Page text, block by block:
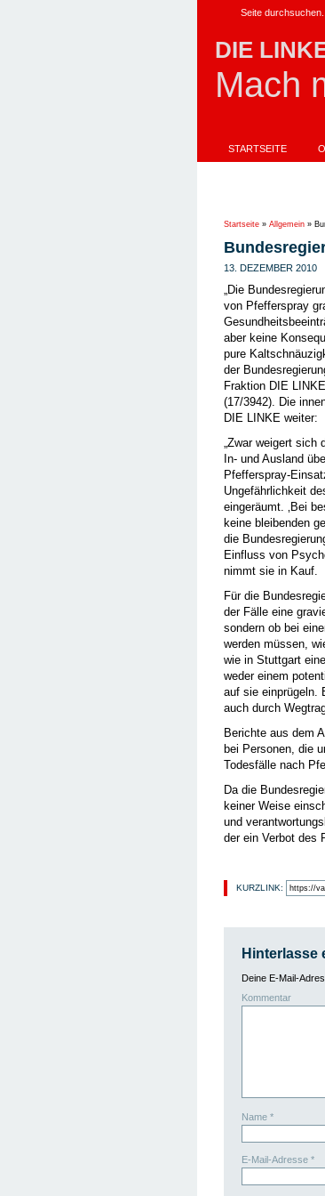
DIE
Mach
STARTSEITE
Startseite » Allgemein »
13. DEZEMBER 2010
„Die
von Pfefferspray
aber keine
pure
der
Fraktion DIE
(17/3942). Die
DIE LINKE weiter:
„Zwar weigert sich
In- und Ausland
Pfefferspray-
Ungefährlichkeit
eingeräumt. ‚Bei
keine bleibenden
die
Einfluss von
nimmt sie in Kauf.
Für die
der Fälle eine
sondern ob bei
werden müssen,
wie in Stuttgart
weder einem
auf sie einprügeln.
auch durch
Berichte aus dem
bei Personen, die
Todesfälle nach
Da die
keiner Weise
und
der ein Verbot des
KURZLINK:
Hinterlasse
Deine E-Mail-
Kommentar
Name *
E-Mail-Adresse *